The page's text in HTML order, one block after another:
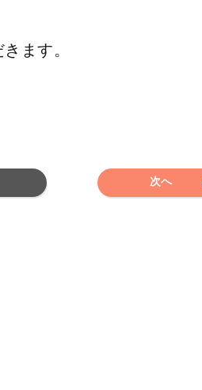
ます。
次へ